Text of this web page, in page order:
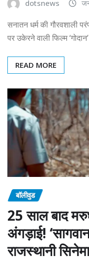
dotsnews
सनातन धर्म की गौरवशाली
पर उकेरने वाली फिल्म
READ MORE
बॉलीवुड
25 साल बाद
अंगड़ाई!
राजस्थानी